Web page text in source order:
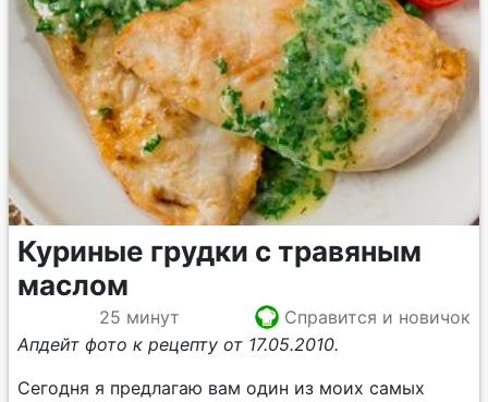
Куриные грудки с травяным
маслом
25 минут
Справится и новичок
Апдейт фото к рецепту от 17.05.2010.
Сегодня я предлагаю вам один из моих самых